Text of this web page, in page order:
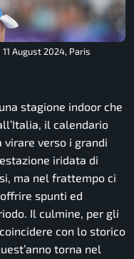
August 2024, Paris
stagione indoor che
il calendario
verso i grandi
iridata di
ma nel frattempo ci
spunti ed
Il culmine, per gli
con lo storico
torna nel